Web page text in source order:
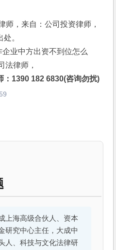
师，来自：公司投资律师，
。
企业中方出资不到位怎么
法律师，
：1390 182 6830(咨询勿扰)
上海高级合伙人、资本
研究中心主任，大成中
人、科技与文化法律研